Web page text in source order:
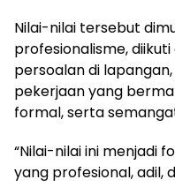
Nilai-nilai tersebut
profesionalisme,
persoalan di
pekerjaan yang
formal, serta
“Nilai-nilai ini menjadi
yang profesional, adil,